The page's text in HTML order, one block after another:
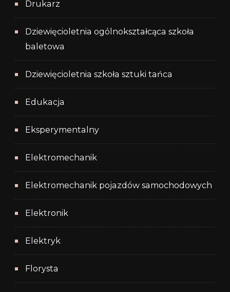
Drukarz
Dziewięcioletnia ogólnokształcąca szkoła
baletowa
Dziewięcioletnia szkoła sztuki tańca
Edukacja
Eksperymentalny
Elektromechanik
Elektromechanik pojazdów samochodowych
Elektronik
Elektryk
Florysta